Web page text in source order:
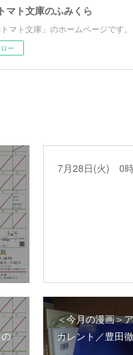
マト文庫のふみくら
トマト文庫」のホームページです。
ー
7月28日(火) 0
＜今月の漫画＞
カレント／豊田